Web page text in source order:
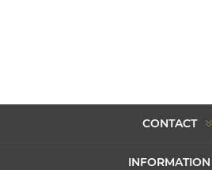
CONTACT
INFORMATION